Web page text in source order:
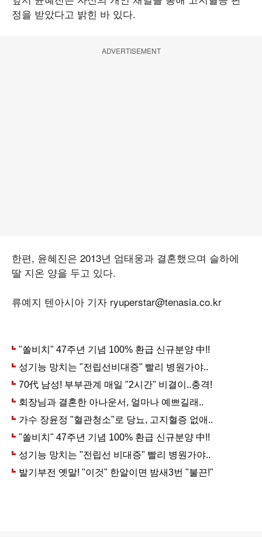
정을 받았다고 밝힌 바 있다.
ADVERTISEMENT
한편, 윤혜진은 2013년 엄태웅과 결혼했으며 슬하에
딸 지온 양을 두고 있다.
류예지 텐아시아 기자 ryuperstar@tenasia.co.kr